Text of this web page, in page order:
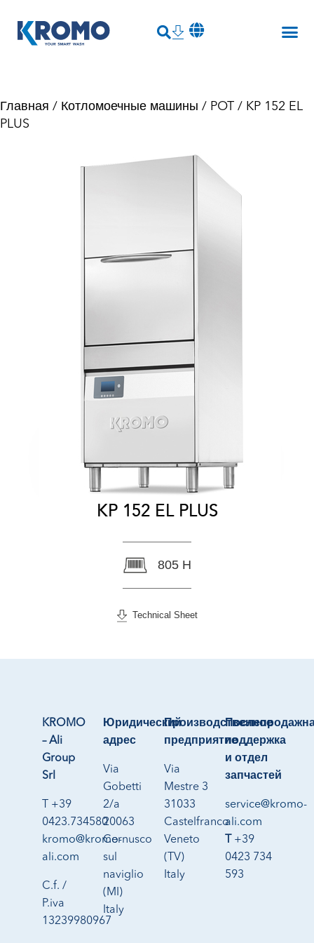
Главная / Котломоечные машины / POT / KP 152 EL
PLUS
KP 152 EL PLUS
805 H
Technical Sheet
KROMO
– Ali
Group
Srl
T +39
0423.734580
kromo@kromo-
ali.com
C.f. /
P.iva
13239980967
Юридический
адрес
Via
Gobetti
2/a
20063
Cernusco
sul
naviglio
(MI)
Italy
Производственное
предприятие
Via
Mestre 3
31033
Castelfranco
Veneto
(TV)
Italy
поддержка
и отдел
запчастей
service@kromo-
ali.com
T +39
0423 734
593